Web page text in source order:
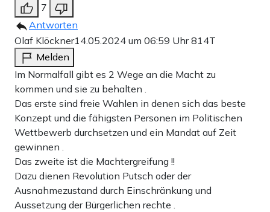
7
Antworten
Olaf Klöckner14.05.2024 um 06:59 Uhr814T
Melden
Im Normalfall gibt es 2 Wege an die Macht zu
kommen und sie zu behalten .
Das erste sind freie Wahlen in denen sich das beste
Konzept und die fähigsten Personen im Politischen
Wettbewerb durchsetzen und ein Mandat auf Zeit
gewinnen .
Das zweite ist die Machtergreifung !!
Dazu dienen Revolution Putsch oder der
Ausnahmezustand durch Einschränkung und
Aussetzung der Bürgerlichen rechte .